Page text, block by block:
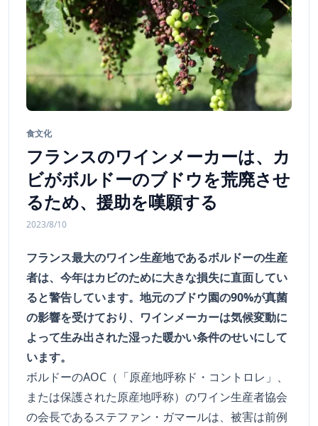
食文化
フランスのワインメーカーは、カ
ビがボルドーのブドウを荒廃させ
るため、援助を嘆願する
2023/8/10
フランス最大のワイン生産地であるボルドーの生産
者は、今年はカビのために大きな損失に直面してい
ると警告しています。地元のブドウ園の90%が真菌
の影響を受けており、ワインメーカーは気候変動に
よって生み出された湿った暖かい条件のせいにして
います。
ボルドーのAOC（「原産地呼称ド・コントロレ」、
または保護された原産地呼称）のワイン生産者協会
の会長であるステファン・ガマールは、被害は前例